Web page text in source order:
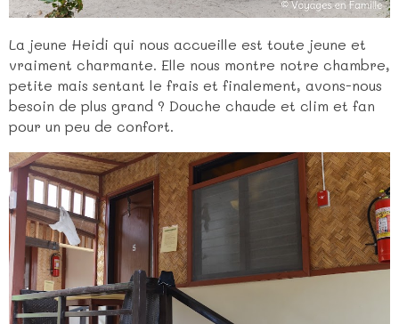
La jeune Heidi qui nous accueille est toute jeune et
vraiment charmante. Elle nous montre notre chambre,
petite mais sentant le frais et finalement, avons-nous
besoin de plus grand ? Douche chaude et clim et fan
pour un peu de confort.